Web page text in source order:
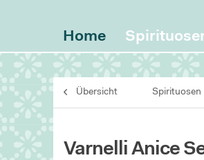
Home
Übersicht Spirituosen
Varnelli Anice